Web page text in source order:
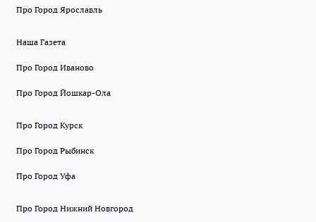
Про Город Ярославль
Наша Газета
Про Город Иваново
Про Город Йошкар-Ола
Про Город Курск
Про Город Рыбинск
Про Город Уфа
Про Город Нижний Новгород